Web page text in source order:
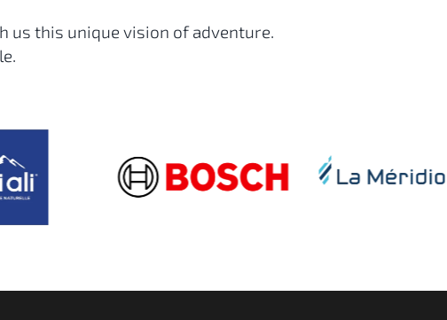
us this unique vision of adventure.